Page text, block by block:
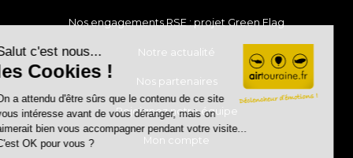
Nos engagements RSE : projet Green Flag
Notre actualité
Nos partenaires
Rejoignez notre équipe
Mon compte